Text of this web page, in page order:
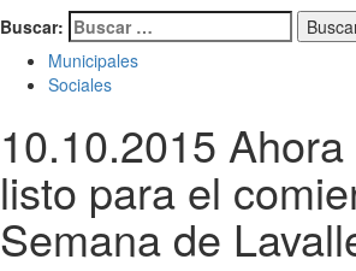
Buscar:
Municipales
Sociales
10.10.2015
listo para el
Semana de